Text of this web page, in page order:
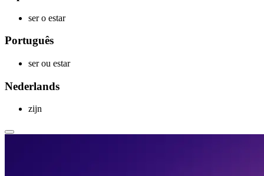
ser o estar
Português
ser ou estar
Nederlands
zijn